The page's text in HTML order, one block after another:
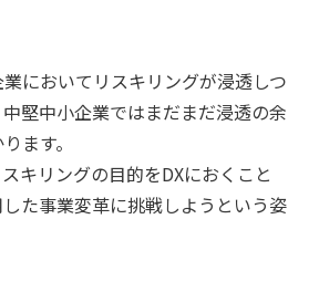
においてリスキリングが浸透しつ
堅中小企業ではまだまだ浸透の余
ます。
キリングの目的をDXにおくこと
た事業変革に挑戦しようという姿